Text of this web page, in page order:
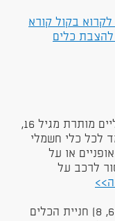
בקול קורא
כלים
- הרכיבה על כלים חשמליים מותרת מגיל 16,
לכל כלי חשמלי
או על
לרכב על
- במרכז העיר (רובע 3, 5, 6, 8) חניית הכלים